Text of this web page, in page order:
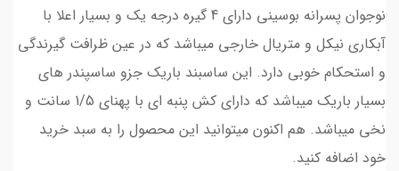
نوجوان پسرانه بوسینی دارای 4 گیره درجه یک و بسیار اعلا با
آبکاری نیکل و متریال خارجی میباشد که در عین ظرافت گیرندگی
و استحکام خوبی دارد. این ساسبند باریک جزو ساسپندر های
بسیار باریک میباشد که دارای کش پنبه ای با پهنای 1/5 سانت و
نخی میباشد. هم اکنون میتوانید این محصول را به سبد خرید
خود اضافه کنید.